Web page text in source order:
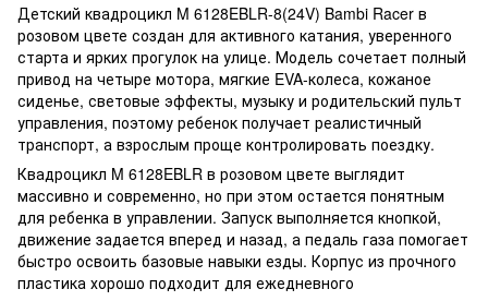
Детский квадроцикл M 6128EBLR-8(24V) Bambi Racer в
розовом цвете создан для активного катания, уверенного
старта и ярких прогулок на улице. Модель сочетает полный
привод на четыре мотора, мягкие EVA-колеса, кожаное
сиденье, световые эффекты, музыку и родительский пульт
управления, поэтому ребенок получает реалистичный
транспорт, а взрослым проще контролировать поездку.
Квадроцикл M 6128EBLR в розовом цвете выглядит
массивно и современно, но при этом остается понятным
для ребенка в управлении. Запуск выполняется кнопкой,
движение задается вперед и назад, а педаль газа помогает
быстро освоить базовые навыки езды. Корпус из прочного
пластика хорошо подходит для ежедневного